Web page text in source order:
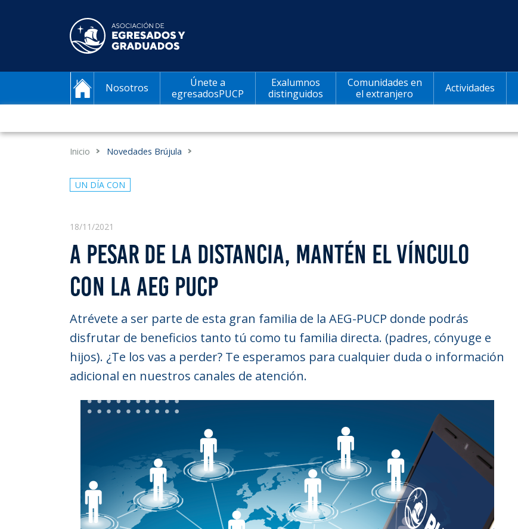
Nosotros
Únete a
egresadosPUCP
Exalumnos
distinguidos
Comunidades en
el extranjero
Actividades
Inicio Novedades Brújula
UN DÍA CON
18/11/2021
A PESAR DE LA DISTANCIA, MANTÉN EL VÍNCULO
CON LA AEG PUCP
Atrévete a ser parte de esta gran familia de la AEG-PUCP donde podrás
disfrutar de beneficios tanto tú como tu familia directa. (padres, cónyuge e
hijos). ¿Te los vas a perder? Te esperamos para cualquier duda o información
adicional en nuestros canales de atención.